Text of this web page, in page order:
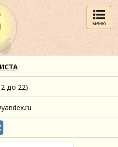
меню
до 22)